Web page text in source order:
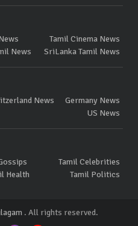
Tamil Cinema News
News SriLanka Tamil News
News
Germany News
US News
Tamil Celebrities
Health Tamil Politics
. All rights reserved.